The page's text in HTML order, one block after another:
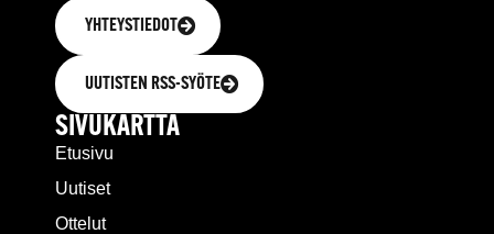
YHTEYSTIEDOT
UUTISTEN RSS-SYÖTE
SIVUKARTTA
Etusivu
Uutiset
Ottelut